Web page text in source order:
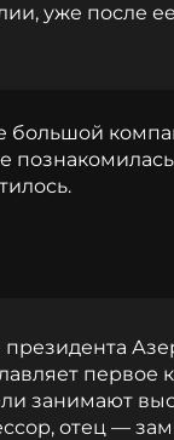
уже после
большой
первое
занимают
отец —